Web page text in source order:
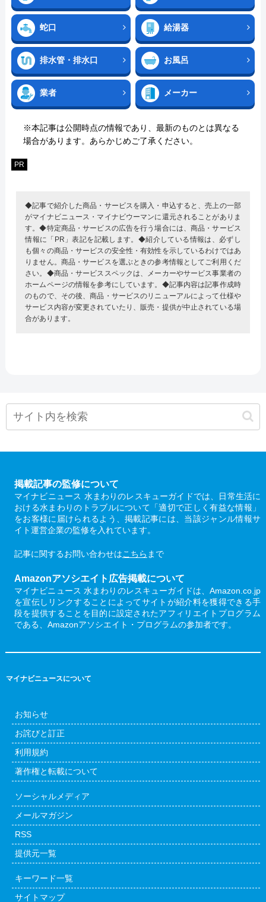
蛇口 給湯器
排水管・排水口 お風呂
業者 メーカー
※本記事は公開時点の情報であり、最新のものとは異なる
場合があります。あらかじめご了承ください。
PR
◆記事で紹介した商品・サービスを購入・申込すると、売上の一部
がマイナビニュース・マイナビウーマンに還元されることがありま
す。◆特定商品・サービスの広告を行う場合には、商品・サービス
情報に「PR」表記を記載します。◆紹介している情報は、必ずし
も個々の商品・サービスの安全性・有効性を示しているわけではあ
りません。商品・サービスを選ぶときの参考情報としてご利用くだ
さい。◆商品・サービススペックは、メーカーやサービス事業者の
ホームページの情報を参考にしています。◆記事内容は記事作成時
のもので、その後、商品・サービスのリニューアルによって仕様や
サービス内容が変更されていたり、販売・提供が中止されている場
合があります。
掲載記事の監修について
マイナビニュース 水まわりのレスキューガイドでは、日常生活に
おける水まわりのトラブルについて「適切で正しく有益な情報」
をお客様に届けられるよう、掲載記事には、当該ジャンル情報サ
イト運営企業の監修を入れています。
記事に関するお問い合わせはこちら まで
Amazonアソシエイト広告掲載について
マイナビニュース 水まわりのレスキューガイドは、Amazon.co.jp
を宣伝しリンクすることによってサイトが紹介料を獲得できる手
段を提供することを目的に設定されたアフィリエイトプログラム
である、Amazonアソシエイト・プログラムの参加者です。
マイナビニュースについて
お知らせ
お詫びと訂正
利用規約
著作権と転載について
ソーシャルメディア
メールマガジン
RSS
提供元一覧
キーワード一覧
サイトマップ